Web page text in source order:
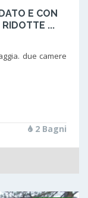
E CON
RIDOTTE ...
due camere
2 Bagni